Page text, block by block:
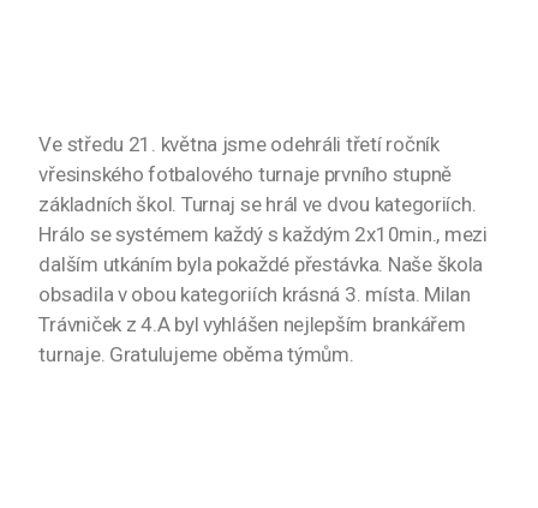
Ve středu 21. května jsme odehráli třetí ročník
vřesinského fotbalového turnaje prvního stupně
základních škol. Turnaj se hrál ve dvou kategoriích.
Hrálo se systémem každý s každým 2x10min., mezi
dalším utkáním byla pokaždé přestávka. Naše škola
obsadila v obou kategoriích krásná 3. místa. Milan
Trávniček z 4.A byl vyhlášen nejlepším brankářem
turnaje. Gratulujeme oběma týmům.